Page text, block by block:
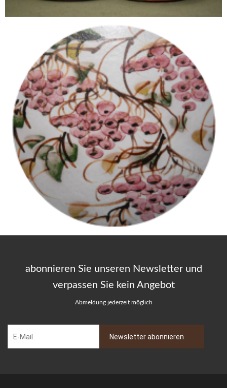
abonnieren Sie unseren Newsletter und
verpassen Sie kein Angebot
Abmeldung jederzeit möglich